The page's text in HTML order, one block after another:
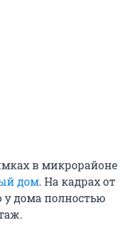
в микрорайоне
дом. На кадрах от
дома полностью